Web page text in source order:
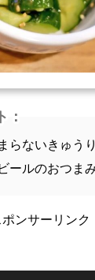
軽食
：
らないきゅう
ールのおつま
ポンサーリンク